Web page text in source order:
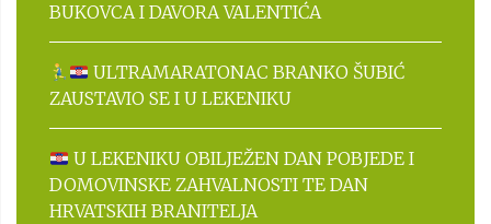
BUKOVCA I DAVORA VALENTIĆA
ULTRAMARATONAC BRANKO ŠUBIĆ
ZAUSTAVIO SE I U LEKENIKU
U LEKENIKU OBILJEŽEN DAN POBJEDE I
DOMOVINSKE ZAHVALNOSTI TE DAN
HRVATSKIH BRANITELJA